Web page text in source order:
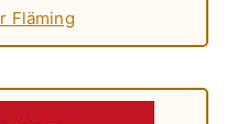
Fläming